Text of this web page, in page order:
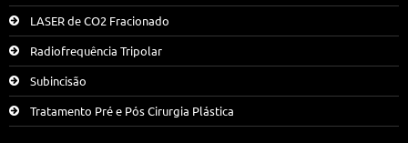
LASER de CO2 Fracionado
Radiofrequência Tripolar
Subincisão
Tratamento Pré e Pós Cirurgia Plástica